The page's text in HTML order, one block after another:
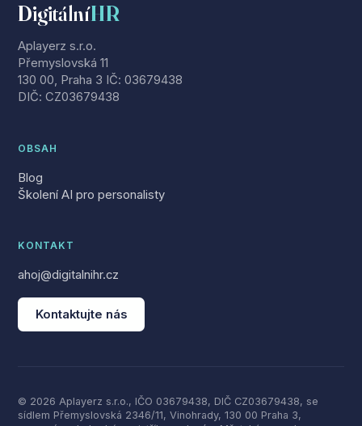
DigitálníHR
Aplayerz s.r.o.
Přemyslovská 11
130 00, Praha 3 IČ: 03679438
DIČ: CZ03679438
OBSAH
Blog
Školení AI pro personalisty
KONTAKT
ahoj@digitalnihr.cz
Kontaktujte nás
© 2026 Aplayerz s.r.o., IČO 03679438, DIČ CZ03679438, se
sídlem Přemyslovská 2346/11, Vinohrady, 130 00 Praha 3,